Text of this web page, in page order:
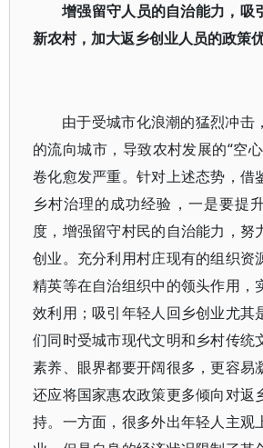
增强留守人员的自治能力，吸
新农村，加大返乡创业人员的政策优
由于受城市化浪潮的猛烈冲击
的流向城市，导致农村发展的“空
卷化愈发严重。针对上述态势，借
乡村治理的成功经验，一是要提
度，增强留守村民的自治能力，努
创业。充分利用村庄现有的组织资
精英等在自治组织中的领头作用，
效利用；吸引年轻人回乡创业尤其
们同时受城市现代文明和乡村传统
素养、眼界都要开阔很多，更容易
还应将国家惠农政策更多倾向对返
持。一方面，很多外出年轻人主观